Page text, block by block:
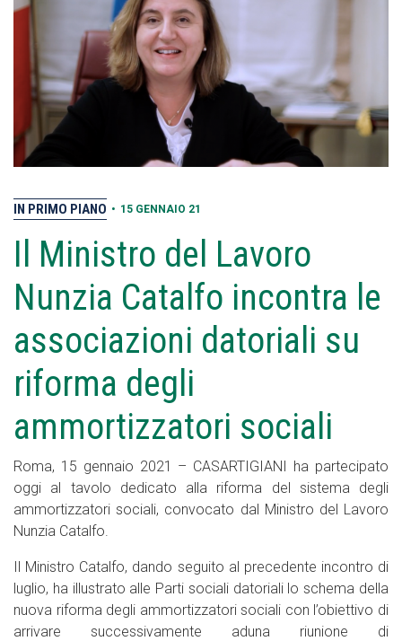
IN PRIMO PIANO • 15 GENNAIO 21
Il Ministro del Lavoro
Nunzia Catalfo incontra le
associazioni datoriali su
riforma degli
ammortizzatori sociali
Roma, 15 gennaio 2021 – CASARTIGIANI ha partecipato
oggi al tavolo dedicato alla riforma del sistema degli
ammortizzatori sociali, convocato dal Ministro del Lavoro
Nunzia Catalfo.
Il Ministro Catalfo, dando seguito al precedente incontro di
luglio, ha illustrato alle Parti sociali datoriali lo schema della
nuova riforma degli ammortizzatori sociali con l’obiettivo di
arrivare successivamente aduna riunione di